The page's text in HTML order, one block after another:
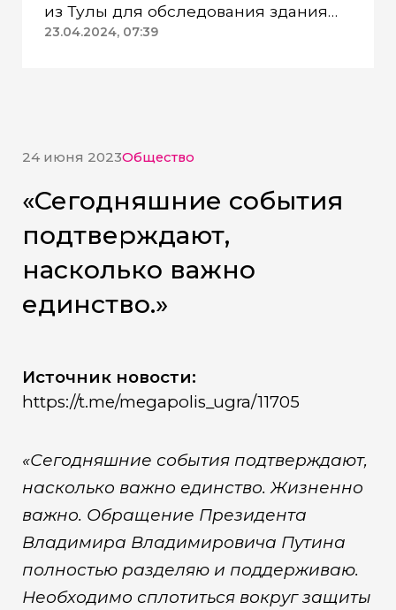
из Тулы для обследования здания
ДК «Геолог»
23.04.2024, 07:39
24 июня 2023Общество
«Сегодняшние события
подтверждают,
насколько важно
единство.»
Источник новости:
https://t.me/megapolis_ugra/11705
«Сегодняшние события подтверждают,
насколько важно единство. Жизненно
важно. Обращение Президента
Владимира Владимировича Путина
полностью разделяю и поддерживаю.
Необходимо сплотиться вокруг защиты